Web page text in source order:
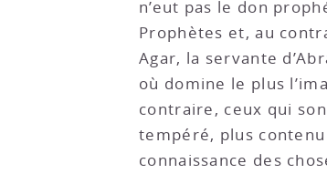
n’eut pas le don
Prophètes et, au
Agar, la servante
où domine le plus
contraire, ceux qui
tempéré, plus
connaissance des